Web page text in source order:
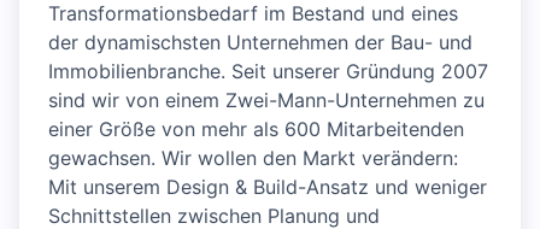
Transformationsbedarf im Bestand und eines
der dynamischsten Unternehmen der Bau- und
Immobilienbranche. Seit unserer Gründung 2007
sind wir von einem Zwei-Mann-Unternehmen zu
einer Größe von mehr als 600 Mitarbeitenden
gewachsen. Wir wollen den Markt verändern:
Mit unserem Design & Build-Ansatz und weniger
Schnittstellen zwischen Planung und